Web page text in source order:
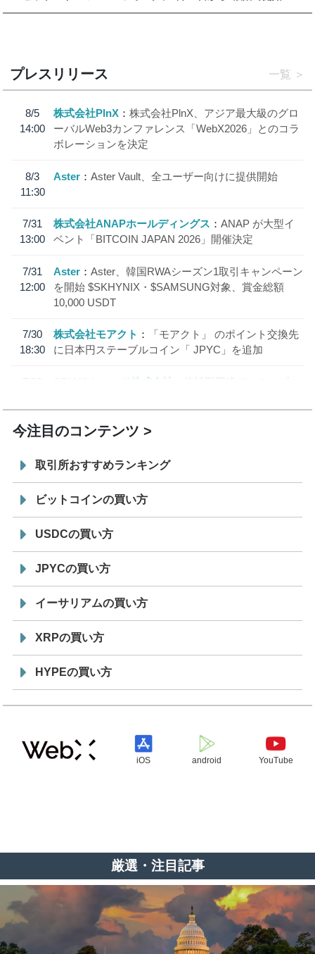
プレスリリース 一覧
8/5
14:00
株式会社PlnX
株式会社PlnX、アジア最大級のグロ
ーバルWeb3カンファレンス「WebX2026」とのコラ
ボレーションを決定
8/3
11:30
Aster Aster Vault、全ユーザー向けに提供開始
7/31
13:00
株式会社ANAPホールディングス
ANAP が大型イ
ベント「BITCOIN JAPAN 2026」開催決定
7/31
12:00
Aster
Aster、韓国RWAシーズン1取引キャンペーン
を開始 $SKHYNIX・$SAMSUNG対象、賞金総額
10,000 USDT
7/30
18:30
株式会社モアクト
「モアクト」 のポイント交換先
に日本円ステーブルコイン「 JPYC」を追加
7/29
SBI VCトレード株式会社
信託型円建てステーブル
今注目のコンテンツ
取引所おすすめランキング
ビットコインの買い方
USDCの買い方
JPYCの買い方
イーサリアムの買い方
XRPの買い方
HYPEの買い方
iOS android YouTube
厳選・注目記事